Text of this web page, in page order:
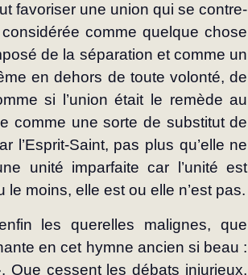
favoriser une union qui se contre-
comme quelque chose
de la séparation et comme un
en dehors de toute volonté, de
si l’union était le remède au
comme une sorte de substitut de
l’Esprit-Saint, pas plus qu’elle ne
unité imparfaite car l’unité est
le moins, elle est ou elle n’est pas.
les querelles malignes, que
en cet hymne ancien si beau :
Que cessent les débats injurieux,